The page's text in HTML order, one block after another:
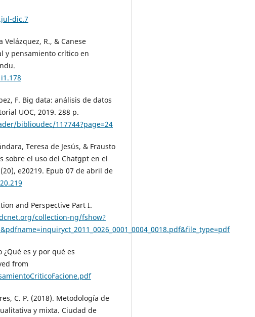
dic.7
R., & Canese
y pensamiento crítico en
F. Big data: análisis de datos
UOC, 2019. 288 p.
biblioudec/117744?page=24
Teresa de Jesús, & Frausto
sobre el uso del Chatgpt en el
e20219. Epub 07 de abril de
and Perspective Part I.
collection-ng/fshow?
¿Qué es y por qué es
from
C. P. (2018). Metodología de
y mixta. Ciudad de